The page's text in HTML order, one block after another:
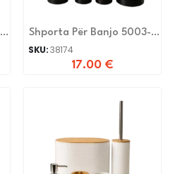
Shporta Për Banjo 5003-
6-Black
SKU:38174
17.00 €